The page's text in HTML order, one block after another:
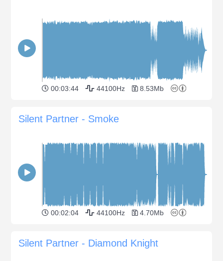
00:03:44 44100Hz 8.53Mb
Silent Partner - Smoke
00:02:04 44100Hz 4.70Mb
Silent Partner - Diamond Knight